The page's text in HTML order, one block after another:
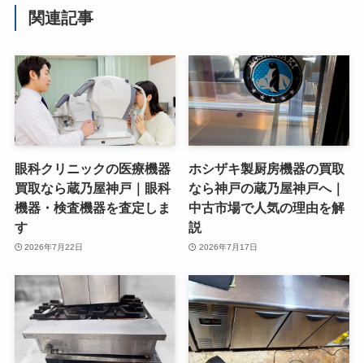
関連記事
眼科クリニックの医療機器
買取なら蔵乃屋神戸｜眼科
機器・検査機器を査定しま
す
2026年7月22日
ホシザキ製厨房機器の買取
なら神戸の蔵乃屋神戸へ｜
中古市場で人気の理由を解
説
2026年7月17日